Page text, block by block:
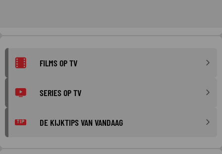
FILMS OP TV
SERIES OP TV
TIP DE KIJKTIPS VAN VANDAAG